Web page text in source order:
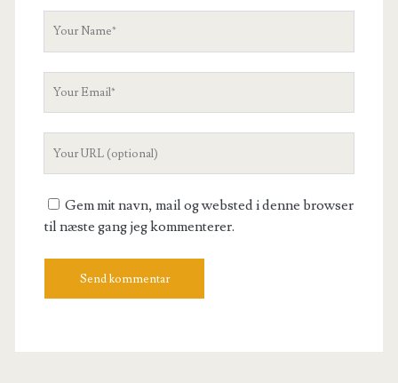
Gem mit navn, mail og websted i denne browser
til næste gang jeg kommenterer.